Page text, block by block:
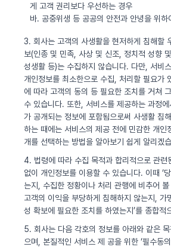
게 고객 권리보다 우선하는 경우
바. 공중위생 등 공공의 안전과 안녕을 위
3. 회사는 고객의 사생활을 현저하게 침해할
보(인종 및 민족, 사상 및 신조, 정치적 성향
성생활 등)는 수집하지 않습니다. 다만, 서비
개인정보를 최소한으로 수집, 처리할 필요가
에 따라 고객의 동의 등 필요한 조치를 거쳐
수 있습니다. 또한, 서비스를 제공하는 과정
가 공개되는 정보에 포함됨으로써 사생활 침
하는 때에는 서비스의 제공 전에 민감한 개인
개를 선택하는 방법을 알아보기 쉽게 알리겠
4. 법령에 따라 수집 목적과 합리적으로 관련
없이 개인정보를 이용할 수 있습니다. 이때 ‘
는지, 수집한 정황이나 처리 관행에 비추어 볼
고객의 이익을 부당하게 침해하지 않는지, 가
성 확보에 필요한 조치를 하였는지’를 종합적
5. 회사는 다음 각호의 정보를 아래와 같은
으며, 본질적인 서비스 제 공을 위한 ‘필수동